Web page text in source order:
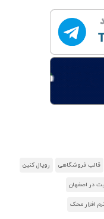
قالب فروشگاهی رویال کنین
در اصفهان
افزار محک